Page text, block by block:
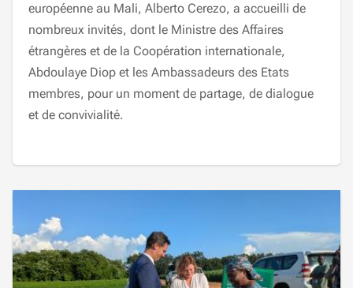
européenne au Mali, Alberto Cerezo, a accueilli de
nombreux invités, dont le Ministre des Affaires
étrangères et de la Coopération internationale,
Abdoulaye Diop et les Ambassadeurs des Etats
membres, pour un moment de partage, de dialogue
et de convivialité.